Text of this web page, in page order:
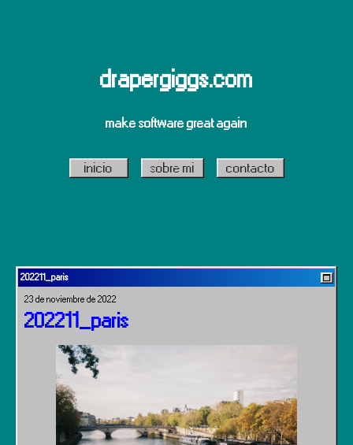
drapergiggs.com
make software great again
inicio sobre mi contacto
202211_paris
23 de noviembre de 2022
202211_paris